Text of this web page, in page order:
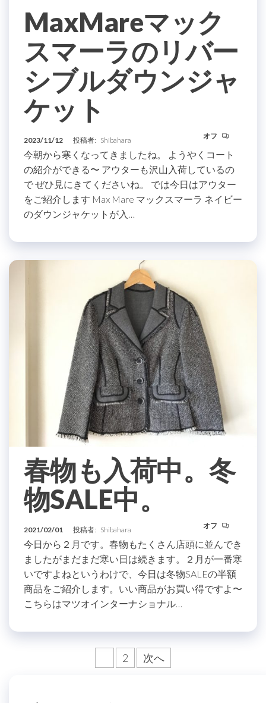
MaxMareマック
スマーラのリバー
シブルダウンジャ
ケット
2023/11/12 投稿者: Shibahara オフ
今朝から寒くなってきましたね。 ようやくコート
の紹介ができる〜 アウターも沢山入荷しているの
で ぜひ見にきてくださいね。 では今日はアウター
をご紹介します Max Mare マックスマーラ ネイビー
のダウンジャケットが入…
春物も入荷中。冬
物SALE中。
2021/02/01 投稿者: Shibahara オフ
今日から２月です。春物もたくさん店頭に並んでき
ましたがまだまだ寒い日は続きます。２月が一番寒
いですよねというわけで、今日は冬物SALEの半額
商品をご紹介します。いい商品がお買い得ですよ〜
こちらはマツオインターナショナル…
2 次へ